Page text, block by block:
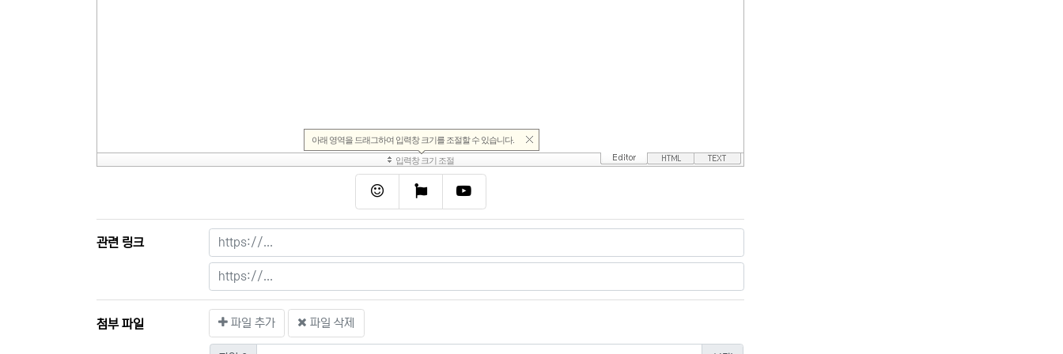
이모티콘폰트어썸동영상
관련 링크
첨부 파일 파일 추가 파일 삭제